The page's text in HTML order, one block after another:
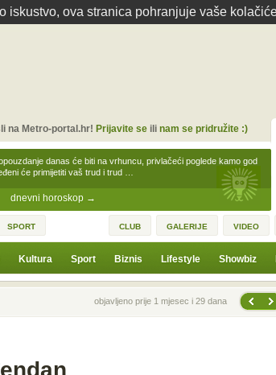
iskustvo, ova stranica pohranjuje vaše
dnevni horoskop →
danas će biti na vrhuncu, privlačeći poglede kamo god
će primijetiti vaš trud i trud …
na Metro-portal.hr! Prijavite seili nam se pridružite :)
SPORT CLUB GALERIJE VIDEO
Kultura Sport Biznis Lifestyle Showbiz
Prethodna vijestobjavljeno prije 1 mjesec i 29 dana